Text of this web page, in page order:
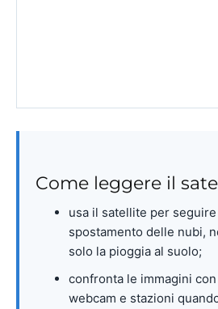
Come leggere il
usa il satellite per
spostamento delle nubi,
solo la pioggia al suolo;
confronta le immagini
webcam e stazioni